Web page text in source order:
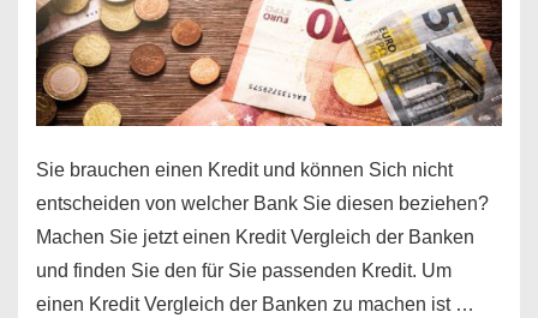
finden
Sie brauchen einen Kredit und können Sich nicht
entscheiden von welcher Bank Sie diesen beziehen?
Machen Sie jetzt einen Kredit Vergleich der Banken
und finden Sie den für Sie passenden Kredit. Um
einen Kredit Vergleich der Banken zu machen ist …